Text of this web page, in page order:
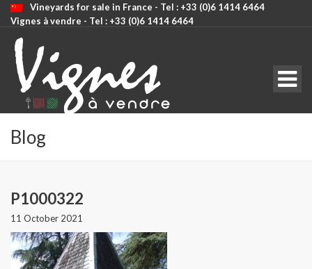
Vineyards for sale in France - Tel : +33 (0)6 1414 6464
Vignes à vendre - Tel : +33 (0)6 1414 6464
CODE: SELECT ALL
Blog
P1000322
11 October 2021